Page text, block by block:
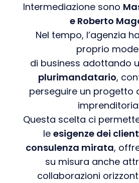
Intermediazione sono
e Roberto
Nel tempo, l’agenzia
proprio
di business adottando
plurimandatario,
perseguire un progetto
Questa scelta ci
le esigenze dei
consulenza mirata,
su misura anche
collaborazioni